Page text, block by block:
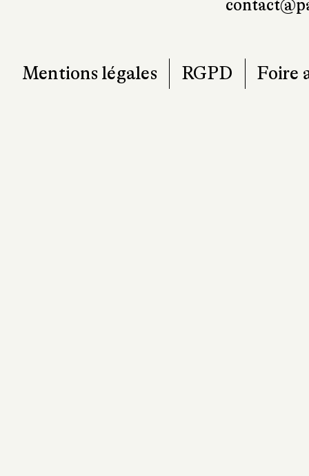
Mentions légales RGPD Foire